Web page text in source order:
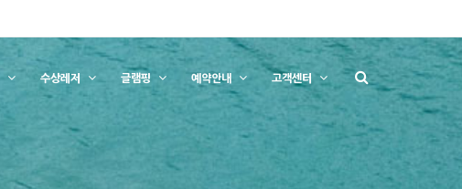
수상레저 글램핑 예약안내 고객센터